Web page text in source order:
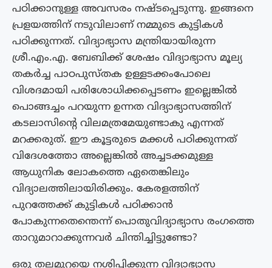
പഠിക്കാനുള്ള അവസരം നഷ്ടപ്പെടുന്നു. ഇങ്ങനെ
പ്രളയത്തിന് നടുവിലാണ് നമ്മുടെ കുട്ടികൾ
പഠിക്കുന്നത്. വിദ്യാഭ്യാസ മന്ത്രിയായിരുന്ന
ശ്രീ.എം.എ. ബേബിക്ക് ശേഷം വിദ്യാഭ്യാസ മൂല്യ
തകർച്ച പാഠപുസ്‌തക ഉള്ളടക്കംപോലെ
വിശദമായി പരിശോധിക്കപ്പെടണം ഇല്ലെങ്കിൽ
പൊങ്ങച്ചം പറയുന്ന ഉന്നത വിദ്യാഭ്യാസത്തിന്
കടലാസിൻ്റെ വിലമത്രമേയുണ്ടാകു എന്നത്
മറക്കരുത്. ഈ കൂട്ടരുടെ മക്കൾ പഠിക്കുന്നത്
വിദേശത്തോ അല്ലെങ്കിൽ അച്ചടക്കമുള്ള
ആധുനിക ലോകത്തെ ഏതെങ്കിലും
വിദ്യാലത്തിലായിരിക്കും. കേരളത്തിന്
പുറത്തേക്ക് കുട്ടികൾ പഠിക്കാൻ
പോകുന്നതെന്തെന്ന് പൊതുവിദ്യാഭ്യാസ രംഗത്തെ
താറുമാറാക്കുന്നവർ ചിന്തിച്ചിട്ടുണ്ടോ?
ഒരു തലമുറയെ നശിപ്പിക്കുന്ന വിദ്യാഭ്യാസ